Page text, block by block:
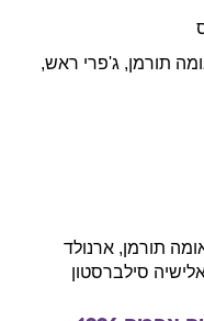
תורמן, ג'פרי ראש,
תורמן, ארנולד
סילברסטון